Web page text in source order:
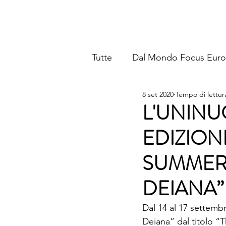
Tutte Dal Mondo Focus
DEIANA”
8 set 2020 Tempo di
Dal 14 al 17
Deiana” dal titolo